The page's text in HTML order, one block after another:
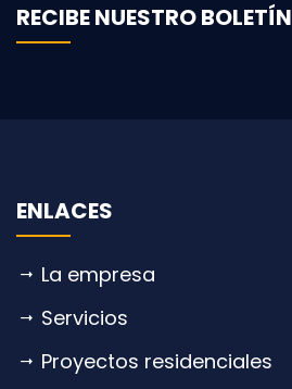
RECIBE NUESTRO BOLETÍN
ENLACES
La empresa
Servicios
Proyectos residenciales